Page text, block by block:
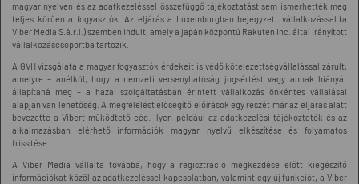
magyar nyelven és az adatkezeléssel összefüggő tájékoztatást sem ismerhették meg
teljes körűen a fogyasztók. Az eljárás a Luxemburgban bejegyzett vállalkozással (a
Viber Media S.á.r.l.) szemben indult, amely a japán központú Rakuten Inc. által irányított
vállalkozáscsoportba tartozik.
A GVH vizsgálata a magyar fogyasztók érdekeit is védő kötelezettségvállalással zárult,
amelyre – anélkül, hogy a nemzeti versenyhatóság jogsértést vagy annak hiányát
állapítaná meg – a hazai szolgáltatásban érintett vállalkozás önkéntes vállalásai
alapján van lehetőség. A megfelelést elősegítő előírások egy részét már az eljárás alatt
bevezette a Vibert működtető cég. Ilyen például az adatkezelési tájékoztatók és az
alkalmazásban elérhető információk magyar nyelvű elkészítése és folyamatos
frissítése.
A Viber Media vállalta továbbá, hogy a regisztráció megkezdése előtt kiegészítő
információkat közöl az adatkezeléssel kapcsolatban, valamint egy új funkciót, a Viber